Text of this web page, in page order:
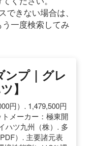
できない場合は、
一度検索してみ
ンプ｜グレ
】
円）. 1,479,500円
トメーカー：極東開
ハツ九州（株）. 多
）. 主要諸元表